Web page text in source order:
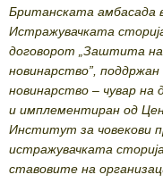
Британската амбасада
Истражувачката
договорот „Заштита
новинарство”,
новинарство – чувар на
и имплементиран од
Институт за човекови
истражувачката
ставовите на